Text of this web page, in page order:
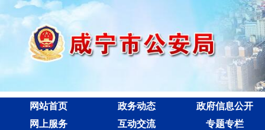
网站首页 政务动态
政府信息公开
网上服务
互动交流 专题专栏